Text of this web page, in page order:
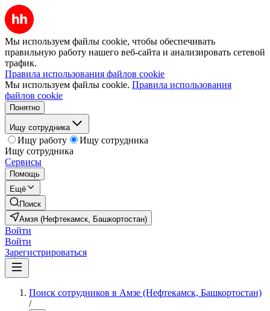
Мы используем файлы cookie, чтобы обеспечивать
правильную работу нашего веб-сайта и анализировать сетевой
трафик.
Правила использования файлов cookie
Мы используем файлы cookie. Правила использования
файлов cookie
Понятно
Ищу сотрудника
Ищу работу
Ищу сотрудника
Ищу сотрудника
Сервисы
Помощь
Ещё
Поиск
Амзя (Нефтекамск, Башкортостан)
Войти
Войти
Зарегистрироваться
Поиск сотрудников в Амзе (Нефтекамск, Башкортостан)
/